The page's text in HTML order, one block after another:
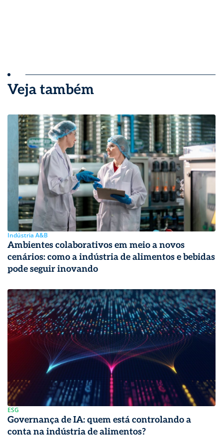
Veja também
Indústria A&B
Ambientes colaborativos em meio a novos
cenários: como a indústria de alimentos e bebidas
pode seguir inovando
ESG
Governança de IA: quem está controlando a
conta na indústria de alimentos?